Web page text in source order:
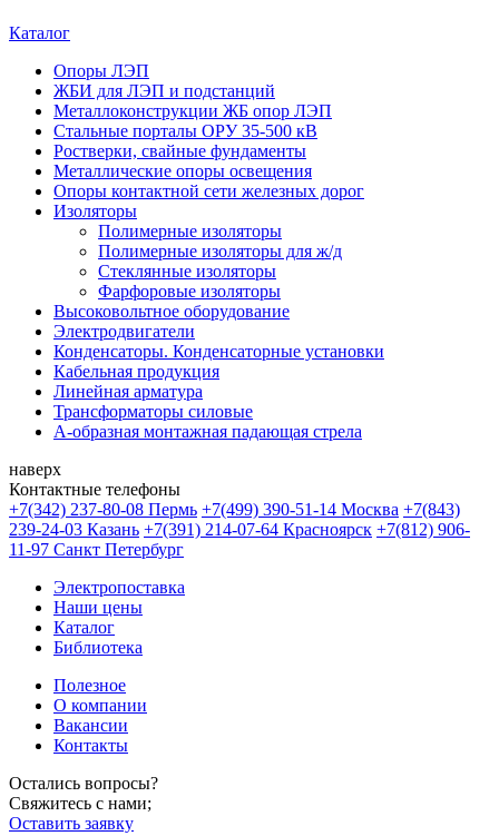
Каталог
Опоры ЛЭП
ЖБИ для ЛЭП и подстанций
Металлоконструкции ЖБ опор ЛЭП
Стальные порталы ОРУ 35-500 кВ
Ростверки, свайные фундаменты
Металлические опоры освещения
Опоры контактной сети железных дорог
Изоляторы
Полимерные изоляторы
Полимерные изоляторы для ж/д
Стеклянные изоляторы
Фарфоровые изоляторы
Высоковольтное оборудование
Электродвигатели
Конденсаторы. Конденсаторные установки
Кабельная продукция
Линейная арматура
Трансформаторы силовые
А-образная монтажная падающая стрела
наверх
Контактные телефоны
+7(342) 237-80-08 Пермь +7(499) 390-51-14 Москва +7(843)
239-24-03 Казань +7(391) 214-07-64 Красноярск +7(812) 906-
11-97 Санкт Петербург
Электропоставка
Наши цены
Каталог
Библиотека
Полезное
О компании
Вакансии
Контакты
Остались вопросы?
Свяжитесь с нами;
Оставить заявку